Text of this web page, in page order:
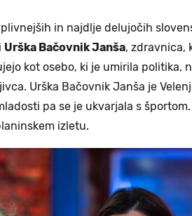
in najdlje delujočih
Urška Bačovnik Janša, zdravnica,
kot osebo, ki je umirila politika,
Urška Bačovnik Janša je
pa se je ukvarjala s
izletu.